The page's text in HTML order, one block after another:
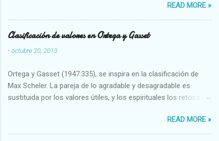
READ MORE »
Clasificación de valores en Ortega y Gasset
-octubre 20, 2013
Ortega y Gasset (1947:335), se inspira en la clasificación de
Max Scheler. La pareja de lo agradable y desagradable es
sustituida por los valores útiles, y los espirituales los retoca.
Abundante-Escaso,etc 2 VITALES Sano-Enfermo Selecto-
Vulgar Enérgico-Inerte Fuerte-Débil,etc. 3 ESPIRITUALES a)
READ MORE »